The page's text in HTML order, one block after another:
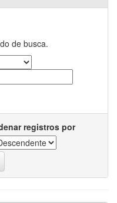
de busca.
registros por